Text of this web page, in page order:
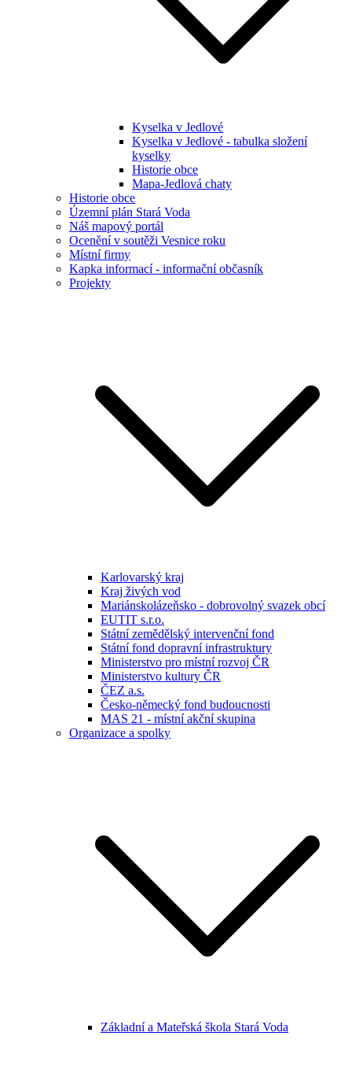
Kyselka v Jedlové
Kyselka v Jedlové - tabulka složení
kyselky
Historie obce
Mapa-Jedlová chaty
Historie obce
Územní plán Stará Voda
Náš mapový portál
Ocenění v soutěži Vesnice roku
Místní firmy
Kapka informací - informační občasník
Projekty
Karlovarský kraj
Kraj živých vod
Mariánskolázeňsko - dobrovolný svazek obcí
EUTIT s.r.o.
Státní zemědělský intervenční fond
Státní fond dopravní infrastruktury
Ministerstvo pro místní rozvoj ČR
Ministerstvo kultury ČR
ČEZ a.s.
Česko-německý fond budoucnosti
MAS 21 - místní akční skupina
Organizace a spolky
Základní a Mateřská škola Stará Voda